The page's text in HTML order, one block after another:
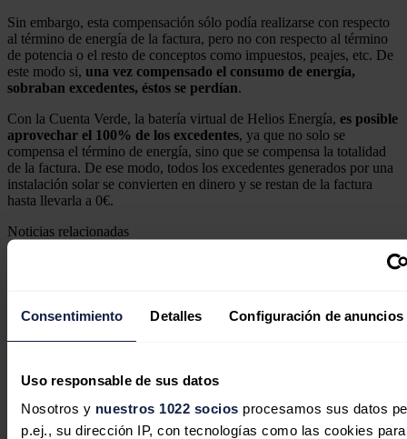
Consentimiento Detalles Configuración de anuncios
Uso responsable de sus datos
Nosotros y nuestros 1022 socios procesamos sus datos
p.ej., su dirección IP, con tecnologías como las cookies para
Sin embargo, esta compensación sólo podía realizarse con respecto
al término de energía de la factura, pero no con respecto al término
de potencia o el resto de conceptos como impuestos, peajes, etc. De
este modo si, una vez compensado el consumo de energía,
sobraban excedentes, éstos se perdían.
Con la Cuenta Verde, la batería virtual de Helios Energía, es posible
aprovechar el 100% de los excedentes, ya que no solo se
compensa el término de energía, sino que se compensa la totalidad
de la factura. De ese modo, todos los excedentes generados por una
instalación solar se convierten en dinero y se restan de la factura
hasta llevarla a 0€.
Noticias relacionadas
Moeve pone en marcha un proyecto
de autoconsumo colectivo en Portugal
Redacción06/08/2026